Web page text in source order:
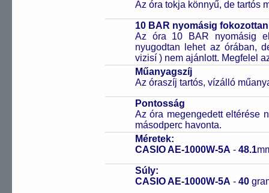
Az óra tokja könnyű, de tartós
10 BAR nyomásig
Az óra 10 BAR nyomásig
nyugodtan lehet az órában,
vizisí ) nem ajánlott. Megfelel
Műanyagszíj
Az óraszíj tartós, vízálló
Pontosság
Az óra megengedett eltérése
másodperc havonta.
Méretek:
CASIO AE-1000W-5A - 48.1
Súly:
CASIO AE-1000W-5A - 40